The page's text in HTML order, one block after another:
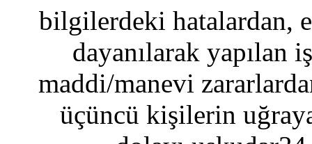
bilgilerdeki hatalardan,
dayanılarak yapılan
maddi/manevi
üçüncü kişilerin